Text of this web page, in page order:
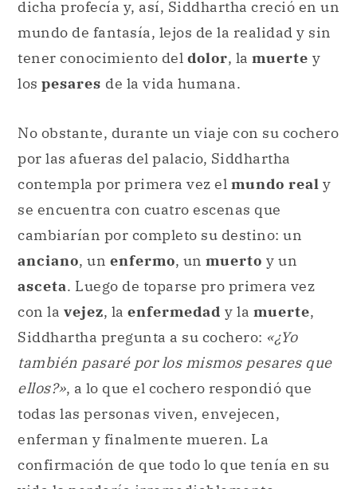
dicha profecía y, así, Siddhartha creció en un
mundo de fantasía, lejos de la realidad y sin
tener conocimiento del dolor, la muerte y
los pesares de la vida humana.
No obstante, durante un viaje con su cochero
por las afueras del palacio, Siddhartha
contempla por primera vez el mundo real y
se encuentra con cuatro escenas que
cambiarían por completo su destino: un
anciano, un enfermo, un muerto y un
asceta. Luego de toparse pro primera vez
con la vejez, la enfermedad y la muerte,
Siddhartha pregunta a su cochero: «¿Yo
también pasaré por los mismos pesares que
ellos?», a lo que el cochero respondió que
todas las personas viven, envejecen,
enferman y finalmente mueren. La
confirmación de que todo lo que tenía en su